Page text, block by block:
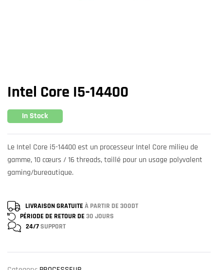
Intel Core I5-14400
In Stock
Le Intel Core i5-14400 est un processeur Intel Core milieu de
gamme, 10 cœurs / 16 threads, taillé pour un usage polyvalent
gaming/bureautique.
LIVRAISON GRATUITE À PARTIR DE 300DT
PÉRIODE DE RETOUR DE 30 JOURS
24/7SUPPORT